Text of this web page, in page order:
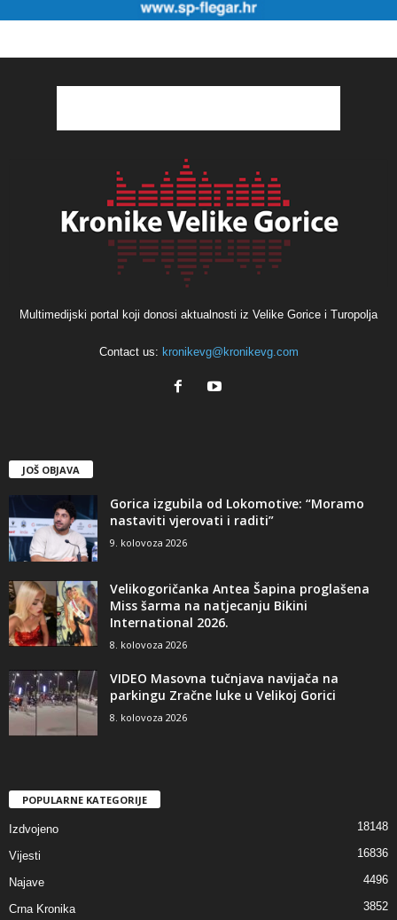
Multimedijski portal koji donosi aktualnosti iz Velike Gorice i Turopolja
Contact us: kronikevg@kronikevg.com
JOŠ OBJAVA
Gorica izgubila od Lokomotive: “Moramo
nastaviti vjerovati i raditi”
9. kolovoza 2026
Velikogoričanka Antea Šapina proglašena
Miss šarma na natjecanju Bikini
International 2026.
8. kolovoza 2026
VIDEO Masovna tučnjava navijača na
parkingu Zračne luke u Velikoj Gorici
8. kolovoza 2026
POPULARNE KATEGORIJE
Izdvojeno 18148
Vijesti 16836
Najave 4496
Crna Kronika 3852